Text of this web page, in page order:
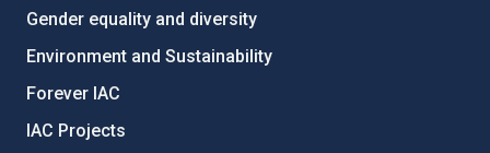
Gender equality and diversity
Environment and Sustainability
Forever IAC
IAC Projects